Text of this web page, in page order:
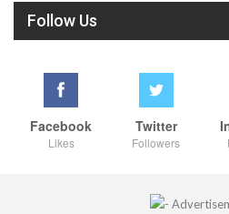
Follow Us
Facebook
Likes
Twitter
Followers